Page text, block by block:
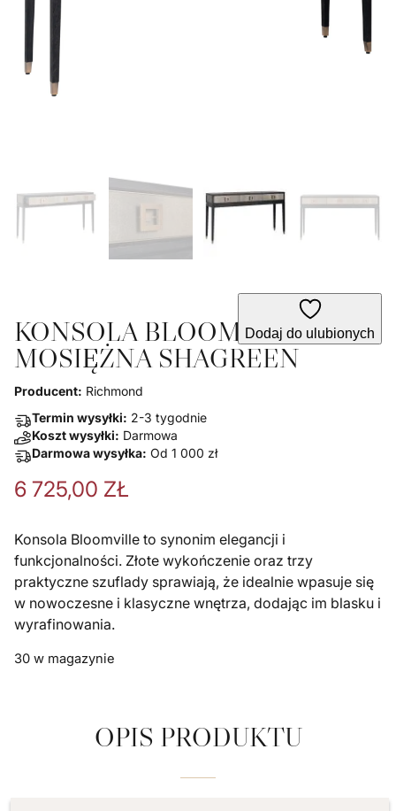
Dodaj do ulubionych
KONSOLA BLOOMVILLE
MOSIĘŻNA SHAGREEN
Producent: Richmond
Termin wysyłki: 2-3 tygodnie
Koszt wysyłki: Darmowa
Darmowa wysyłka: Od 1 000 zł
6 725,00 ZŁ
Konsola Bloomville to synonim elegancji i
funkcjonalności. Złote wykończenie oraz trzy
praktyczne szuflady sprawiają, że idealnie wpasuje się
w nowoczesne i klasyczne wnętrza, dodając im blasku i
wyrafinowania.
30 w magazynie
OPIS PRODUKTU